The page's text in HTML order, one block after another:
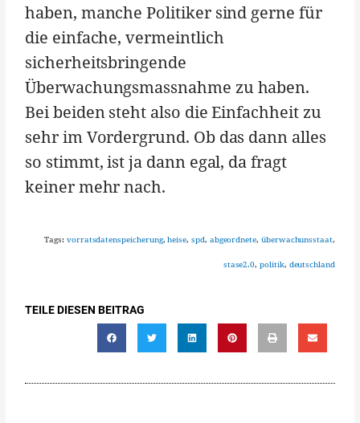
haben, manche Politiker sind gerne für
die einfache, vermeintlich
sicherheitsbringende
Überwachungsmassnahme zu haben.
Bei beiden steht also die Einfachheit zu
sehr im Vordergrund. Ob das dann alles
so stimmt, ist ja dann egal, da fragt
keiner mehr nach.
Tags: vorratsdatenspeicherung,heise, spd, abgeordnete, überwachunsstaat,
stase2.0,politik, deutschland
TEILE DIESEN BEITRAG